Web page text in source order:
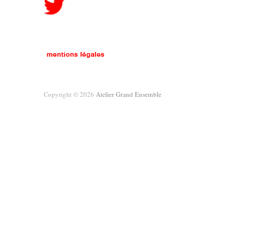
Copyright © 2026 Atelier Grand Ensemble